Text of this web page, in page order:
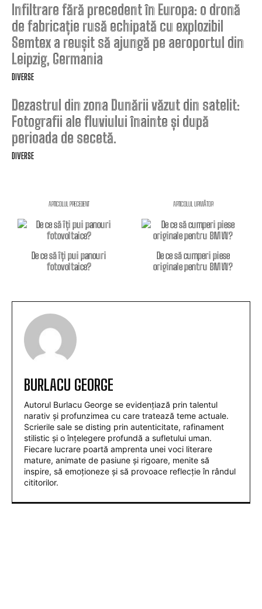
Infiltrare fără precedent în Europa: o dronă
de fabricație rusă echipată cu explozibil
Semtex a reușit să ajungă pe aeroportul din
Leipzig, Germania
DIVERSE
Dezastrul din zona Dunării văzut din satelit:
Fotografii ale fluviului înainte și după
perioada de secetă.
DIVERSE
ARTICOLUL PRECEDENT
De ce să îți pui panouri
fotovoltaice?
ARTICOLUL URMĂTOR
De ce să cumperi piese
originale pentru BMW?
BURLACU GEORGE
Autorul Burlacu George se evidențiază prin talentul
narativ și profunzimea cu care tratează teme actuale.
Scrierile sale se disting prin autenticitate, rafinament
stilistic și o înțelegere profundă a sufletului uman.
Fiecare lucrare poartă amprenta unei voci literare
mature, animate de pasiune și rigoare, menite să
inspire, să emoționeze și să provoace reflecție în rândul
cititorilor.